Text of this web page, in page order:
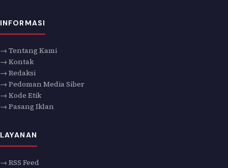
INFORMASI
→ Tentang Kami
→ Kontak
→ Redaksi
→ Pedoman Media Siber
→ Kode Etik
→ Pasang Iklan
LAYANAN
→ RSS Feed